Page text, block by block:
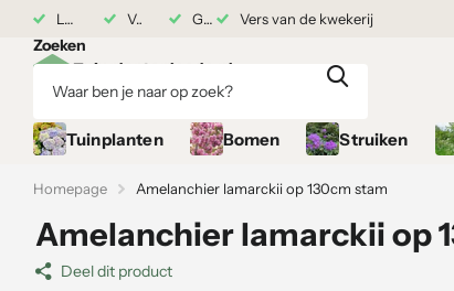
Levering vanaf 17 augustus Vers van de kwekerij Grond gekocht = Plantgarantie
de kwekerij Grond gekocht =
Zoeken
Tuinplanten Bomen Struiken
Homepage Amelanchier lamarckii op 130cm stam
Amelanchier lamarckii op
Deel dit product